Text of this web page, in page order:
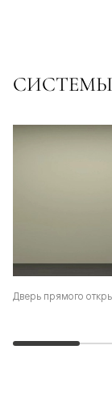
Дверь прямого